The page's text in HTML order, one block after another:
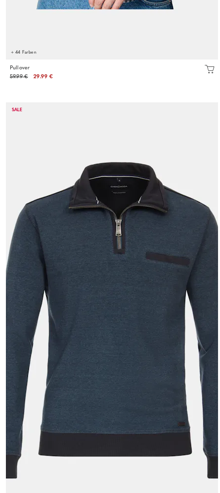
+ 44 Farben
Pullover
59.99 €
29.99 €
SALE